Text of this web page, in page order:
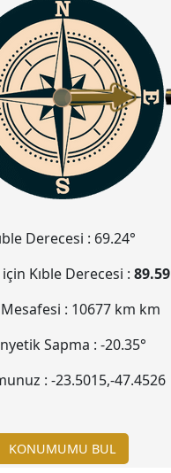
Derecesi : 69.24°
Kıble Derecesi :89.59
: 10677 km km
Sapma : -20.35°
:-23.5015,-47.4526
KONUMUMU BUL